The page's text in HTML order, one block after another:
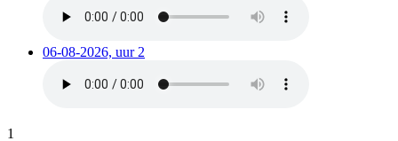
06-08-2026, uur 2
1